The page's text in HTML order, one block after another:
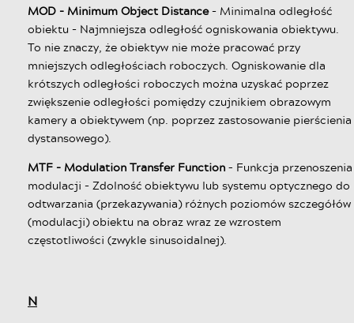
MOD - Minimum Object Distance- Minimalna odległość
obiektu - Najmniejsza odległość ogniskowania obiektywu.
To nie znaczy, że obiektyw nie może pracować przy
mniejszych odległościach roboczych. Ogniskowanie dla
krótszych odległości roboczych można uzyskać poprzez
zwiększenie odległości pomiędzy czujnikiem obrazowym
kamery a obiektywem (np. poprzez zastosowanie pierścienia
dystansowego).
MTF - Modulation Transfer Function– Funkcja przenoszenia
modulacji - Zdolność obiektywu lub systemu optycznego do
odtwarzania (przekazywania) różnych poziomów szczegółów
(modulacji) obiektu na obraz wraz ze wzrostem
częstotliwości (zwykle sinusoidalnej).
N